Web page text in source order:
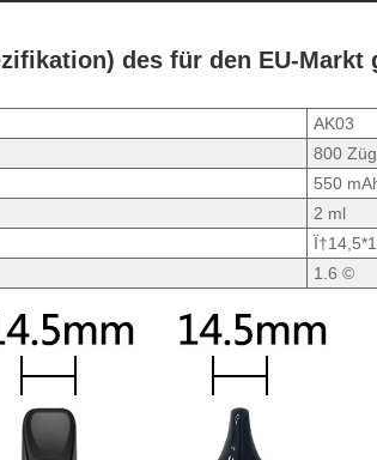
des für den EU-Markt
AK03
800
550
2 ml
1.6 ©